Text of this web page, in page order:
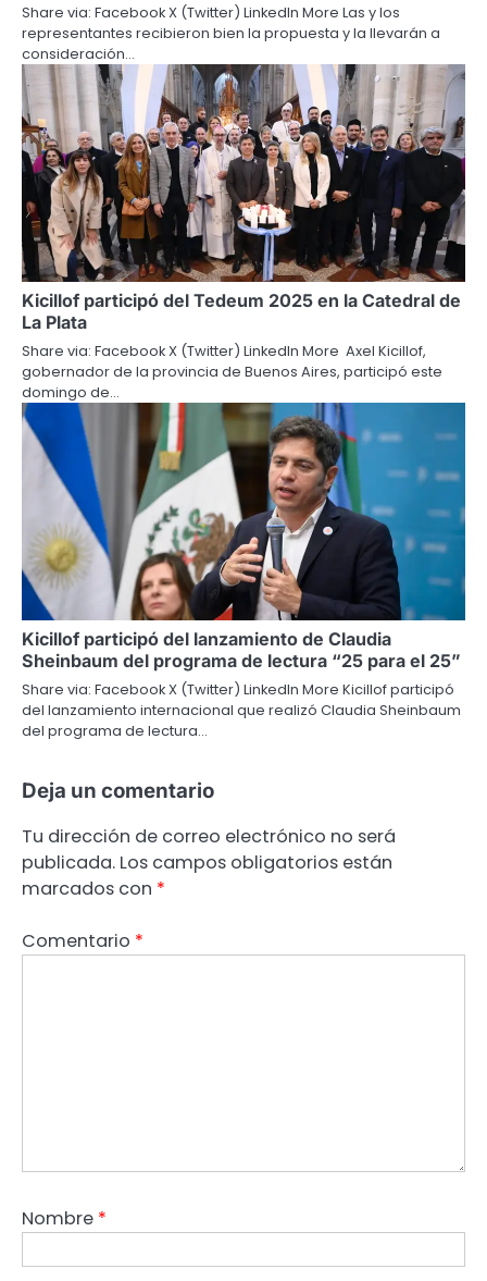
Share via: Facebook X (Twitter) LinkedIn More Las y los
representantes recibieron bien la propuesta y la llevarán a
consideración…
Kicillof participó del Tedeum 2025 en la Catedral de
La Plata
Share via: Facebook X (Twitter) LinkedIn More Axel Kicillof,
gobernador de la provincia de Buenos Aires, participó este
domingo de…
Kicillof participó del lanzamiento de Claudia
Sheinbaum del programa de lectura “25 para el 25”
Share via: Facebook X (Twitter) LinkedIn More Kicillof participó
del lanzamiento internacional que realizó Claudia Sheinbaum
del programa de lectura…
Deja un comentario
Tu dirección de correo electrónico no será
publicada. Los campos obligatorios están
marcados con *
Comentario *
Nombre *